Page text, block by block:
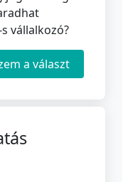
vállalkozó?
a választ